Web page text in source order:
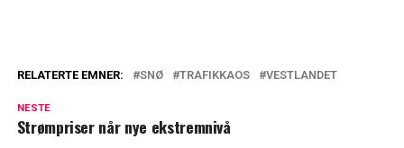
RELATERTE EMNER: SNØ TRAFIKKAOS VESTLANDET
NESTE
Strømpriser når nye ekstremnivå